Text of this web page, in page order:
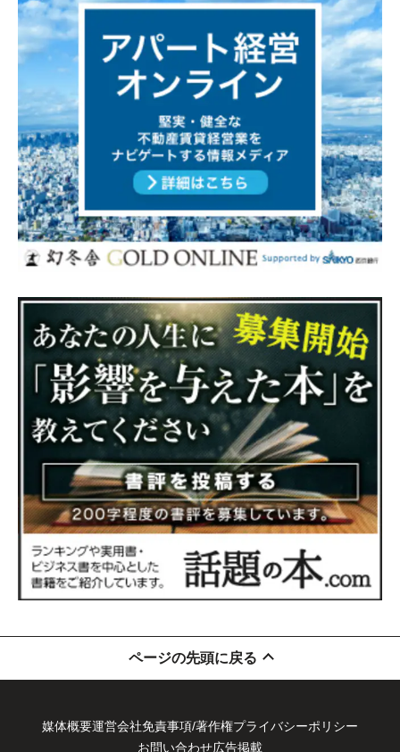
ページの先頭に戻る
媒体概要運営会社免責事項/著作権プライバシーポリシー
お問い合わせ広告掲載